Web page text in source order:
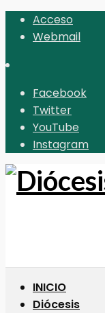
Acceso
Webmail
Facebook
Twitter
YouTube
Instagram
INICIO
Diócesis